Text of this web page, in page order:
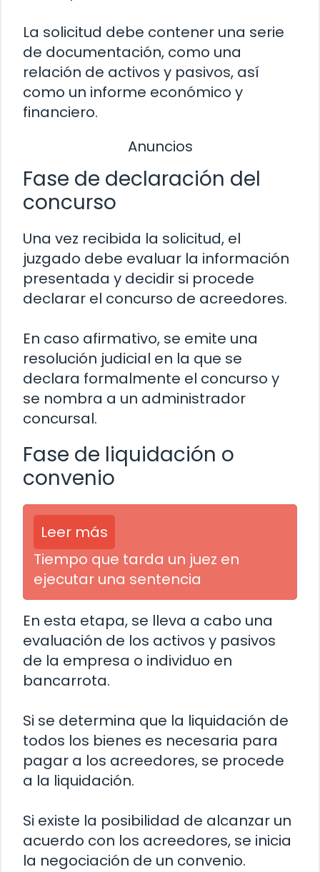
La solicitud debe contener una serie
de documentación, como una
relación de activos y pasivos, así
como un informe económico y
financiero.
Anuncios
Fase de declaración del
concurso
Una vez recibida la solicitud, el
juzgado debe evaluar la información
presentada y decidir si procede
declarar el concurso de acreedores.
En caso afirmativo, se emite una
resolución judicial en la que se
declara formalmente el concurso y
se nombra a un administrador
concursal.
Fase de liquidación o
convenio
Leer más
Tiempo que tarda un juez en
ejecutar una sentencia
En esta etapa, se lleva a cabo una
evaluación de los activos y pasivos
de la empresa o individuo en
bancarrota.
Si se determina que la liquidación de
todos los bienes es necesaria para
pagar a los acreedores, se procede
a la liquidación.
Si existe la posibilidad de alcanzar un
acuerdo con los acreedores, se inicia
la negociación de un convenio.